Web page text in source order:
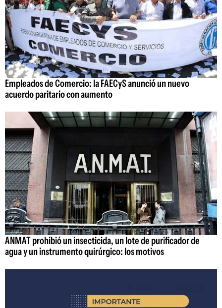
Empleados de Comercio: la FAECyS anunció un nuevo
acuerdo paritario con aumento
ANMAT prohibió un insecticida, un lote de purificador de
agua y un instrumento quirúrgico: los motivos